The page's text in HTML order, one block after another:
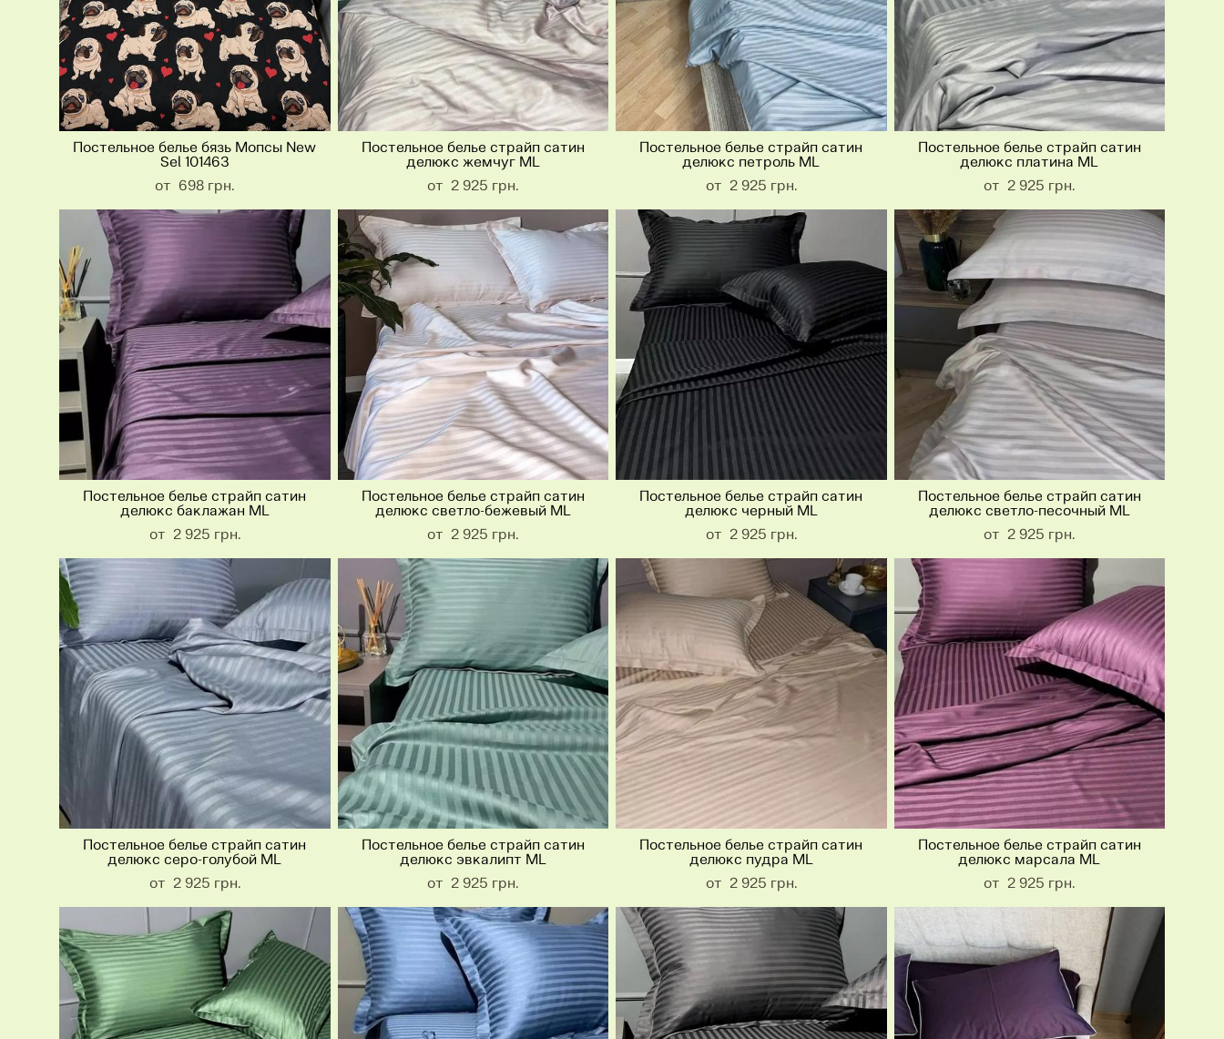
Постельное белье бязь Мопсы New
Sel 101463
от 698 грн.
Постельное белье страйп сатин
делюкс жемчуг ML
от 2 925 грн.
Постельное белье страйп сатин
делюкс петроль ML
от 2 925 грн.
Постельное белье страйп сатин
делюкс платина ML
от 2 925 грн.
Постельное белье страйп сатин
делюкс баклажан ML
от 2 925 грн.
Постельное белье страйп сатин
делюкс светло-бежевый ML
от 2 925 грн.
Постельное белье страйп сатин
делюкс черный ML
от 2 925 грн.
Постельное белье страйп сатин
делюкс светло-песочный ML
от 2 925 грн.
Постельное белье страйп сатин
делюкс серо-голубой ML
от 2 925 грн.
Постельное белье страйп сатин
делюкс эвкалипт ML
от 2 925 грн.
Постельное белье страйп сатин
делюкс пудра ML
от 2 925 грн.
Постельное белье страйп сатин
делюкс марсала ML
от 2 925 грн.